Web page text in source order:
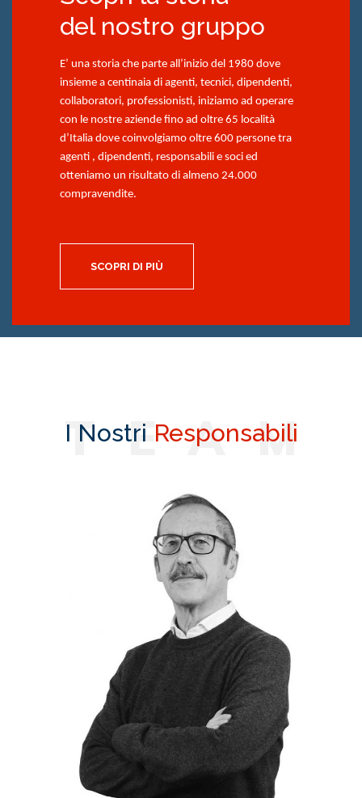
del nostro gruppo
E’ una storia che parte all’inizio del 1980 dove
insieme a centinaia di agenti, tecnici, dipendenti,
collaboratori, professionisti, iniziamo ad operare
con le nostre aziende fino ad oltre 65 località
d’Italia dove coinvolgiamo oltre 600 persone tra
agenti , dipendenti, responsabili e soci ed
otteniamo un risultato di almeno 24.000
compravendite.
SCOPRI DI PIÙ
TEAM
I Nostri Responsabili